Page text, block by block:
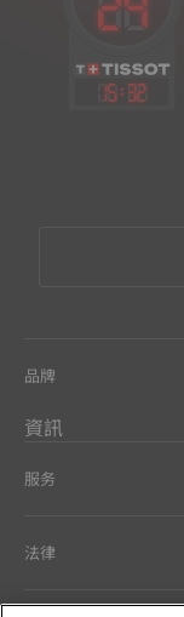
15: 32
品牌
資訊
服务
法律